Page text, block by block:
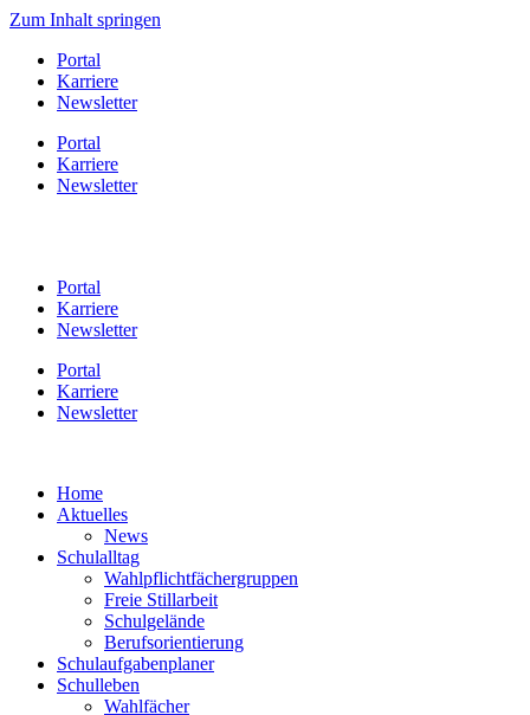
Zum Inhalt springen
Portal
Karriere
Newsletter
Portal
Karriere
Newsletter
Portal
Karriere
Newsletter
Portal
Karriere
Newsletter
Home
Aktuelles
News
Schulalltag
Wahlpflichtfächergruppen
Freie Stillarbeit
Schulgelände
Berufsorientierung
Schulaufgabenplaner
Schulleben
Wahlfächer